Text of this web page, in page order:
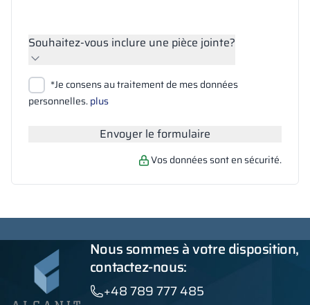
Souhaitez-vous inclure une pièce jointe?
Joindre des fichiers
Rechercher
*Je consens au traitement de mes données
personnelles.plus
Envoyer le formulaire
Vos données sont en sécurité.
Nous sommes à votre disposition,
contactez-nous:
+48 789 777 485